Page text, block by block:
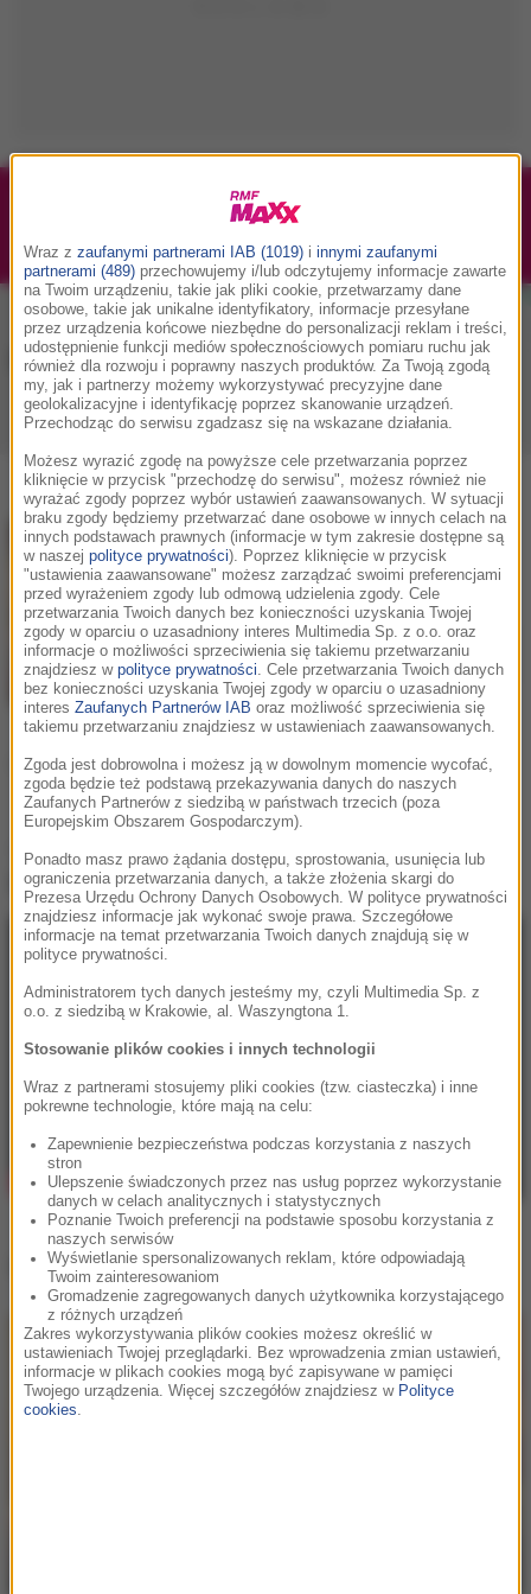
Podwójne bilety na Silesia Memoriał Kamili
Muzyka w RMF MAXX
Playlista Hity Nowości muzyczne
Rema/Selena Gomez
Calm Down
Podziel się:
Teledysk Rema / Selena Gomez - Calm
Down:
Inne teledyski
Wraz z zaufanymi partnerami IAB (1019) i innymi zaufanymi
partnerami (489) przechowujemy i/lub odczytujemy informacje zawarte
na Twoim urządzeniu, takie jak pliki cookie, przetwarzamy dane
osobowe, takie jak unikalne identyfikatory, informacje przesyłane
przez urządzenia końcowe niezbędne do personalizacji reklam i treści,
udostępnienie funkcji mediów społecznościowych pomiaru ruchu jak
również dla rozwoju i poprawny naszych produktów. Za Twoją zgodą
my, jak i partnerzy możemy wykorzystywać precyzyjne dane
geolokalizacyjne i identyfikację poprzez skanowanie urządzeń.
Przechodząc do serwisu zgadzasz się na wskazane działania.
Możesz wyrazić zgodę na powyższe cele przetwarzania poprzez
kliknięcie w przycisk "przechodzę do serwisu", możesz również nie
wyrażać zgody poprzez wybór ustawień zaawansowanych. W sytuacji
braku zgody będziemy przetwarzać dane osobowe w innych celach na
innych podstawach prawnych (informacje w tym zakresie dostępne są
w naszej polityce prywatności). Poprzez kliknięcie w przycisk
"ustawienia zaawansowane" możesz zarządzać swoimi preferencjami
przed wyrażeniem zgody lub odmową udzielenia zgody. Cele
przetwarzania Twoich danych bez konieczności uzyskania Twojej
zgody w oparciu o uzasadniony interes Multimedia Sp. z o.o. oraz
informacje o możliwości sprzeciwienia się takiemu przetwarzaniu
znajdziesz w polityce prywatności . Cele przetwarzania Twoich danych
bez konieczności uzyskania Twojej zgody w oparciu o uzasadniony
interes Zaufanych Partnerów IAB oraz możliwość sprzeciwienia się
takiemu przetwarzaniu znajdziesz w ustawieniach zaawansowanych.
Zgoda jest dobrowolna i możesz ją w dowolnym momencie wycofać,
zgoda będzie też podstawą przekazywania danych do naszych
Zaufanych Partnerów z siedzibą w państwach trzecich (poza
Europejskim Obszarem Gospodarczym).
Ponadto masz prawo żądania dostępu, sprostowania, usunięcia lub
ograniczenia przetwarzania danych, a także złożenia skargi do
Prezesa Urzędu Ochrony Danych Osobowych. W polityce prywatności
znajdziesz informacje jak wykonać swoje prawa. Szczegółowe
informacje na temat przetwarzania Twoich danych znajdują się w
polityce prywatności.
Administratorem tych danych jesteśmy my, czyli Multimedia Sp. z
o.o. z siedzibą w Krakowie, al. Waszyngtona 1.
Stosowanie plików cookies i innych technologii
Wraz z partnerami stosujemy pliki cookies (tzw. ciasteczka) i inne
pokrewne technologie, które mają na celu:
Zapewnienie bezpieczeństwa podczas korzystania z naszych
stron
Ulepszenie świadczonych przez nas usług poprzez wykorzystanie
danych w celach analitycznych i statystycznych
Poznanie Twoich preferencji na podstawie sposobu korzystania z
naszych serwisów
Wyświetlanie spersonalizowanych reklam, które odpowiadają
Twoim zainteresowaniom
Gromadzenie zagregowanych danych użytkownika korzystającego
z różnych urządzeń
Zakres wykorzystywania plików cookies możesz określić w
ustawieniach Twojej przeglądarki. Bez wprowadzenia zmian ustawień,
informacje w plikach cookies mogą być zapisywane w pamięci
Twojego urządzenia. Więcej szczegółów znajdziesz w Polityce
cookies